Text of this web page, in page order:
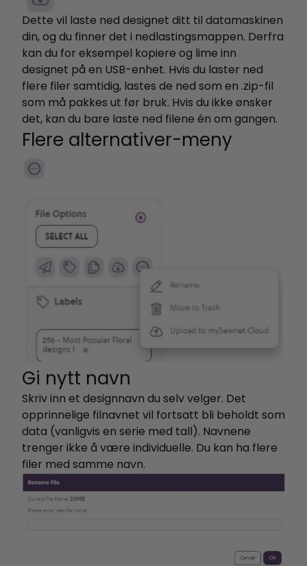
Dette vil laste ned designet ditt til datamaskinen
din, og du finner det i nedlastingsmappen. Derfra
kan du for eksempel kopiere og lime inn
designet på en USB-enhet. Hvis du laster ned
flere filer samtidig, lastes de ned som en .zip-fil
som må pakkes ut før bruk. Hvis du ikke ønsker
det, kan du bare laste ned filene én om gangen.
Flere alternativer-meny
Gi nytt navn
Skriv inn et designnavn du selv velger. Det
opprinnelige filnavnet vil fortsatt bli beholdt som
data (vanligvis en serie med tall). Navnene
trenger ikke å være individuelle. Du kan ha flere
filer med samme navn.